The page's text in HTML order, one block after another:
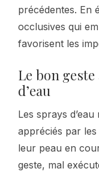
précédentes. En
occlusives qui
favorisent les
Le bon
d’eau
Les sprays
appréciés par
leur peau en
geste, mal